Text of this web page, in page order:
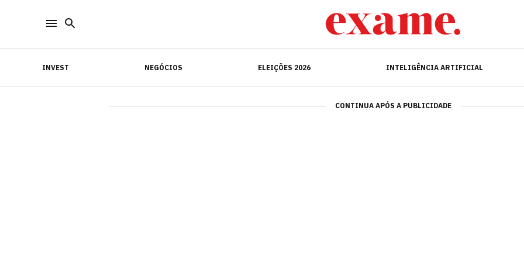
INVEST NEGÓCIOS ELEIÇÕES 2026 INTELIGÊNCIA ARTIFICIAL
INVEST INTELIGÊNCIA ARTIFICIAL
CONTINUA APÓS A PUBLICIDADE